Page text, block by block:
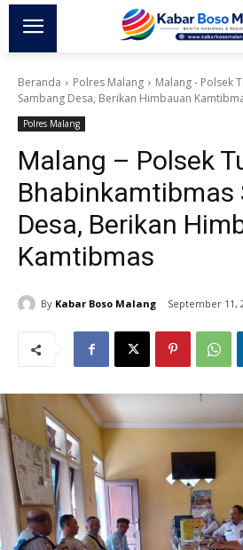
Beranda Polres Malang
Malang - Polsek
Sambang Desa, Berikan Himbauan
Polres Malang
Malang – Polsek
Bhabinkamtibmas
Desa, Berikan
Kamtibmas
By Kabar Boso Malang September 11,